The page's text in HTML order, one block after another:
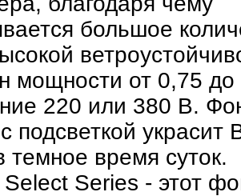
большое
мощности от 0,75 до
220 или 380 В.
подсветкой украсит
темное время суток.
Series - этот